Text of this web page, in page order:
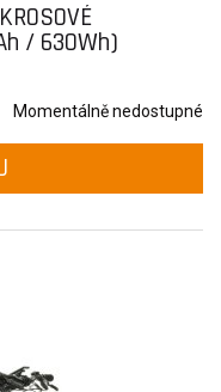
/ 630Wh)
Momentálně nedostupné